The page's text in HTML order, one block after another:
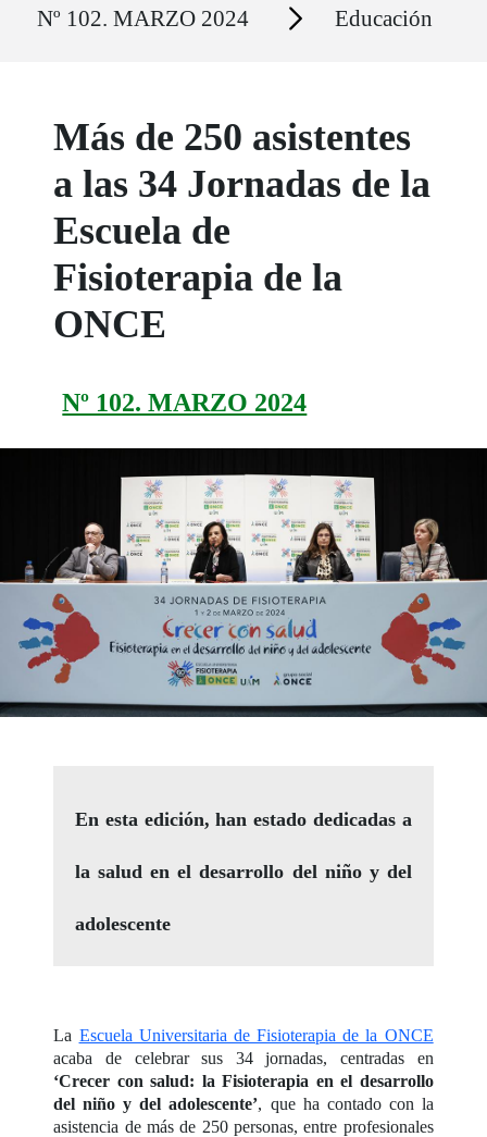
Nº 102. MARZO 2024 Secciones Educación
Más de 250 asistentes
a las 34 Jornadas de la
Escuela de
Fisioterapia de la
ONCE
Nº 102. MARZO 2024
En esta edición, han estado dedicadas a
la salud en el desarrollo del niño y del
adolescente
La Escuela Universitaria de Fisioterapia de la ONCE
acaba de celebrar sus 34 jornadas, centradas en
‘Crecer con salud: la Fisioterapia en el desarrollo
del niño y del adolescente’, que ha contado con la
asistencia de más de 250 personas, entre profesionales